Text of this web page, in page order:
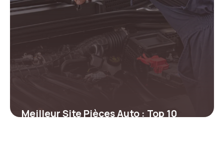
Meilleur Site Pièces Auto : Top 10